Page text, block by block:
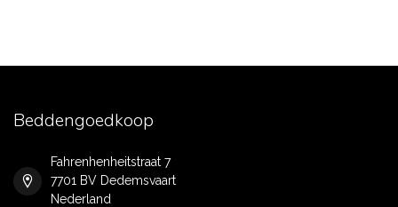
Beddengoedkoop
Fahrenhenheitstraat 7
7701 BV Dedemsvaart
Nederland